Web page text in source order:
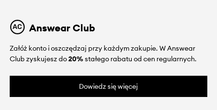
Answear Club
Załóż konto i oszczędzaj przy każdym zakupie. W Answear
Club zyskujesz do20%stałego rabatu od cen regularnych.
Dowiedz się więcej